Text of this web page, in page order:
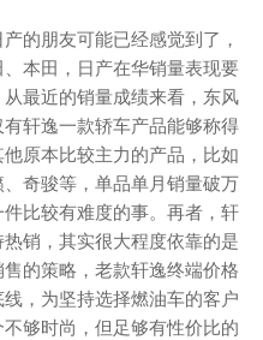
的朋友可能已经感觉到了，
、本田，日产在华销量表现要
从最近的销量成绩来看，东风
有轩逸一款轿车产品能够称得
他原本比较主力的产品，比如
、奇骏等，单品单月销量破万
件比较有难度的事。再者，轩
销，其实很大程度依靠的是
售的策略，老款轩逸终端价格
，为坚持选择燃油车的客户
够时尚，但足够有性价比的